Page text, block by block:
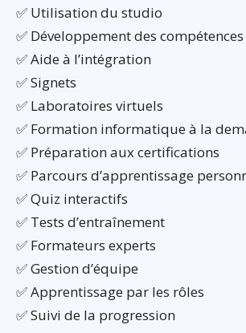
✅ Utilisation du studio
✅ Développement des
✅ Aide à l’intégration
✅ Signets
✅ Laboratoires virtuels
✅ Formation informatique à la
✅ Préparation aux certifications
✅ Parcours d’apprentissage
✅ Quiz interactifs
✅ Tests d’entraînement
✅ Formateurs experts
✅ Gestion d’équipe
✅ Apprentissage par les rôles
✅ Suivi de la progression